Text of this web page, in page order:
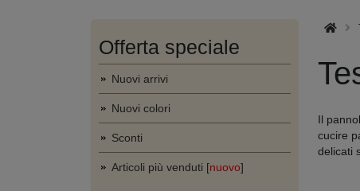
Offerta speciale
Nuovi arrivi
Nuovi colori
Sconti
Articoli più venduti [nuovo]
Il
cucire
delicati